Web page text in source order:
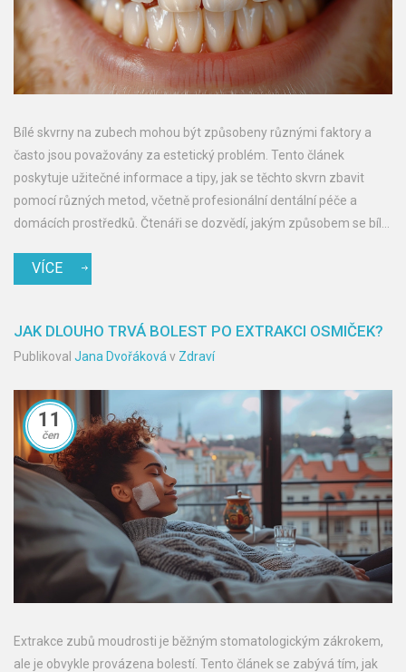
Bílé skvrny na zubech mohou být způsobeny různými faktory a
často jsou považovány za estetický problém. Tento článek
poskytuje užitečné informace a tipy, jak se těchto skvrn zbavit
pomocí různých metod, včetně profesionální dentální péče a
domácích prostředků. Čtenáři se dozvědí, jakým způsobem se bílé
VÍCE
JAK DLOUHO TRVÁ BOLEST PO EXTRAKCI OSMIČEK?
Publikoval Jana Dvořáková v Zdraví
11
čen
Extrakce zubů moudrosti je běžným stomatologickým zákrokem,
ale je obvykle provázena bolestí. Tento článek se zabývá tím, jak